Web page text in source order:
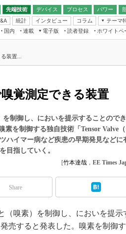
先端技術
デバイス
プロセス パワー
無線
統計 インタビュー コラム
テーマ
フィジカルAI
読者調査（EE Times Research）
IoT
電源設計（EDN Japan）
エレクトロニクス入門（EDN
国内
連載
大
年
電子版
読者登録 ホワイトペ
装置...
覚測定できる装置
制御し、においを提示することので
素を制御する独自技術「Tensor Valve
ハイマー病など疾患の早期発見などに
目指していく。
[竹本達哉 ， EE Times
Share
（嗅素）を制御し、においを提示
売すると発表した。嗅素を制御